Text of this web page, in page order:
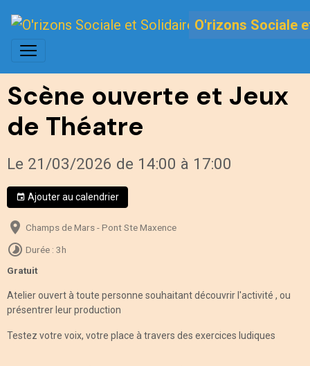
O'rizons Sociale
Scène ouverte et Jeux
de Théatre
Le 21/03/2026 de 14:00 à 17:00
Ajouter au calendrier
Champs de Mars - Pont Ste Maxence
Durée : 3h
Gratuit
Atelier ouvert à toute personne souhaitant découvrir l'activité , ou
présentrer leur production
Testez votre voix, votre place à travers des exercices ludiques